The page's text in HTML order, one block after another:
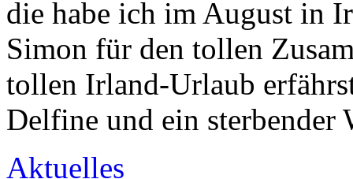
die habe ich im August in
Simon für den tollen
tollen Irland-Urlaub
Delfine und ein sterbender
Aktuelles